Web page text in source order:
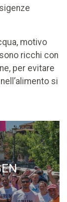
motivo
ricchi con
per evitare
si